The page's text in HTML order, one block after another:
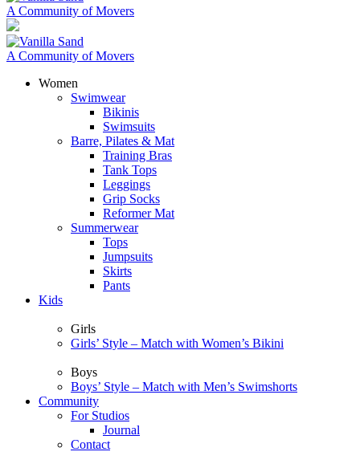
A Community of Movers
A Community of Movers
Women
Swimwear
Bikinis
Swimsuits
Barre, Pilates & Mat
Training Bras
Tank Tops
Leggings
Grip Socks
Reformer Mat
Summerwear
Tops
Jumpsuits
Skirts
Pants
Kids
Girls
Girls’ Style – Match with Women’s Bikini
Boys
Boys’ Style – Match with Men’s Swimshorts
Community
For Studios
Journal
Contact